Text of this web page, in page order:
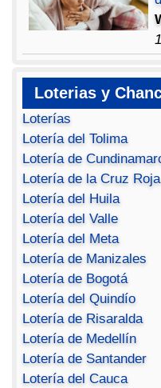
Loterias y
Loterías
Lotería del Tolima
Lotería de
Lotería de la Cruz Roja
Lotería del Huila
Lotería del Valle
Lotería del Meta
Lotería de Manizales
Lotería de Bogotá
Lotería del Quindío
Lotería de Risaralda
Lotería de Medellín
Lotería de Santander
Lotería del Cauca